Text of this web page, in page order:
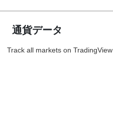
通貨データ
Track all markets on TradingView